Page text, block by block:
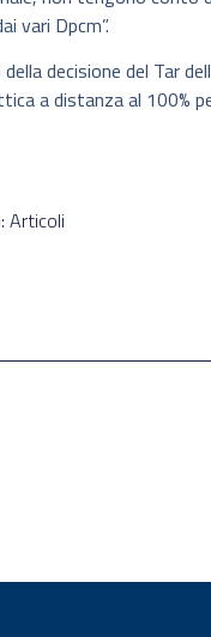
vari Dpcm”.
decisione del Tar
a distanza al 100%
Articoli